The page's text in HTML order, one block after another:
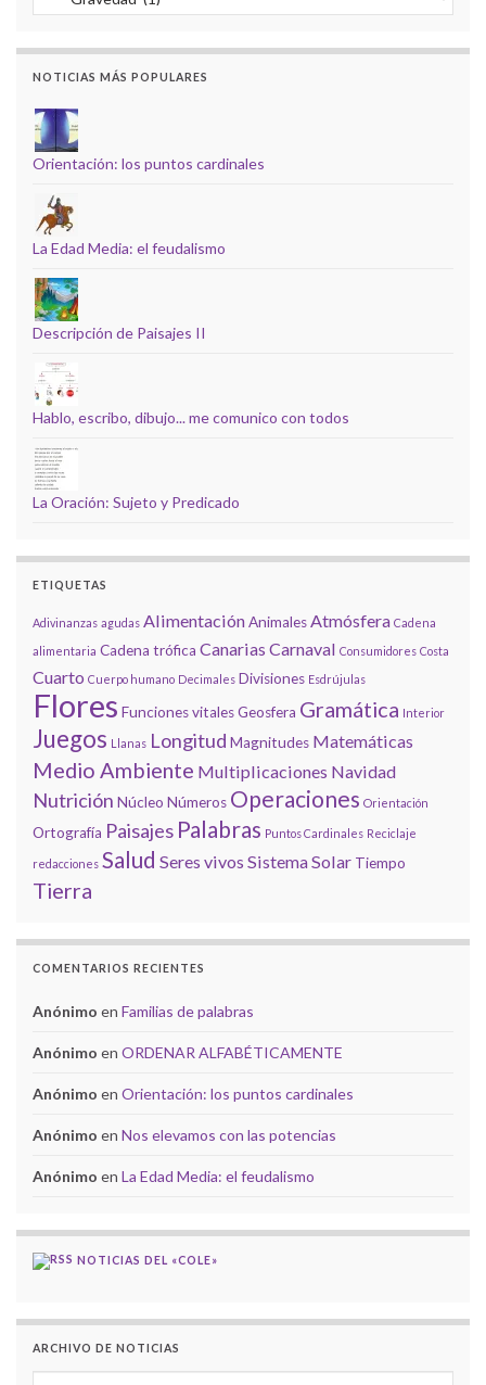
NOTICIAS MÁS POPULARES
Orientación: los puntos cardinales
La Edad Media: el feudalismo
Descripción de Paisajes II
Hablo, escribo, dibujo... me comunico con todos
La Oración: Sujeto y Predicado
ETIQUETAS
Adivinanzas agudas AlimentaciónAnimales Atmósfera Cadena
alimentaria Cadena trófica Canarias Carnaval Consumidores Costa
Cuarto Cuerpo humano Decimales Divisiones Esdrújulas
Flores Funciones vitalesGeosfera Gramática Interior
Juegos Llanas Longitud Magnitudes Matemáticas
Medio Ambiente Multiplicaciones Navidad
Nutrición Núcleo Números Operaciones Orientación
Ortografía Paisajes Palabras Puntos Cardinales Reciclaje
redacciones Salud Seres vivos Sistema Solar Tiempo
Tierra
COMENTARIOS RECIENTES
Anónimo en Familias de palabras
Anónimo en ORDENAR ALFABÉTICAMENTE
Anónimo en Orientación: los puntos cardinales
Anónimo en Nos elevamos con las potencias
Anónimo en La Edad Media: el feudalismo
NOTICIAS DEL «COLE»
ARCHIVO DE NOTICIAS